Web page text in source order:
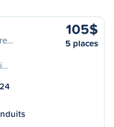
105$
5 places